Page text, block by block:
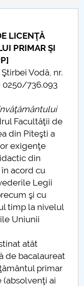
LICENŢĂ
PRIMAR ŞI
Vodă, nr.
0250/736.093
Facultăţii de
din Piteşti a
exigenţe
din
acord cu
Legii
şi cu
timp la nivelul
Uniunii
atât
de bacalaureat
primar
(absolvenţi ai